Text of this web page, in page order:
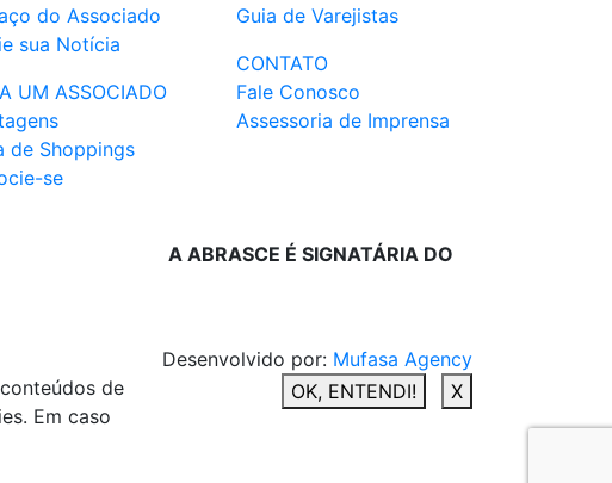
do Associado
sua Notícia
UM ASSOCIADO
de Shoppings
se
Guia de Varejistas
CONTATO
Fale Conosco
Assessoria de Imprensa
A ABRASCE É SIGNATÁRIA DO
Desenvolvido por: Mufasa Agency
de
Em caso
OK, ENTENDI! X